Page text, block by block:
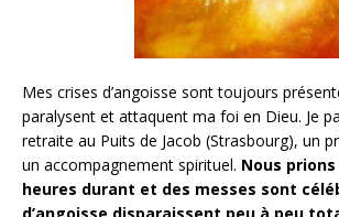
Mes crises d’angoisse sont toujours
paralysent et attaquent ma foi en Dieu. Je
retraite au Puits de Jacob (Strasbourg), un
un accompagnement spirituel. Nous
heures durant et des messes sont